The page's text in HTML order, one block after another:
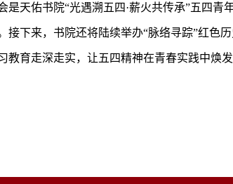
是天佑书院“光遇溯五四·薪火共传承”五四
接下来，书院还将陆续举办“脉络寻踪”红色
教育走深走实，让五四精神在青春实践中焕发